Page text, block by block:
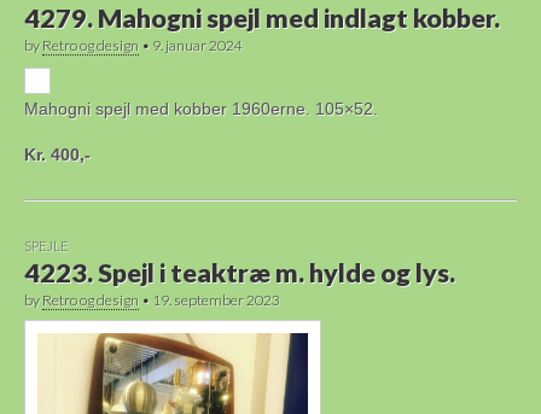
4279. Mahogni spejl med indlagt kobber.
byRetro og design • 9. januar 2024
Mahogni spejl med kobber 1960erne. 105×52.
Kr. 400,-
SPEJLE
4223. Spejl i teaktræ m. hylde og lys.
byRetro og design • 19. september 2023